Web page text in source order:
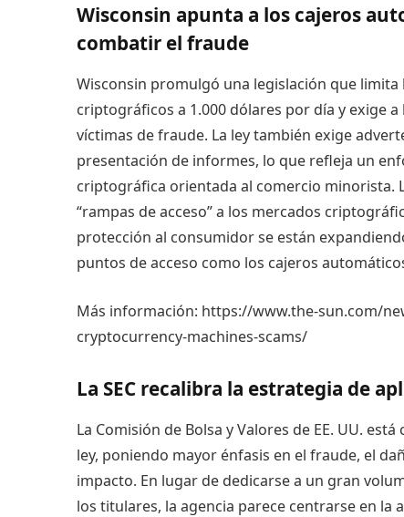
Wisconsin apunta a los cajeros
combatir el fraude
Wisconsin promulgó una legislación que
criptográficos a 1.000 dólares por día y exige
víctimas de fraude. La ley también exige
presentación de informes, lo que refleja un
criptográfica orientada al comercio minorista.
“rampas de acceso” a los mercados
protección al consumidor se están
puntos de acceso como los cajeros
Más información: https://www.the-sun.com/
cryptocurrency-machines-scams/
La SEC recalibra la estrategia de
La Comisión de Bolsa y Valores de EE. UU.
ley, poniendo mayor énfasis en el fraude, el
impacto. En lugar de dedicarse a un gran
los titulares, la agencia parece centrarse en la